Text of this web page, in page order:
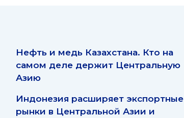
Нефть и медь Казахстана. Кто на
самом деле держит Центральную
Азию
Индонезия расширяет экспортные
рынки в Центральной Азии и